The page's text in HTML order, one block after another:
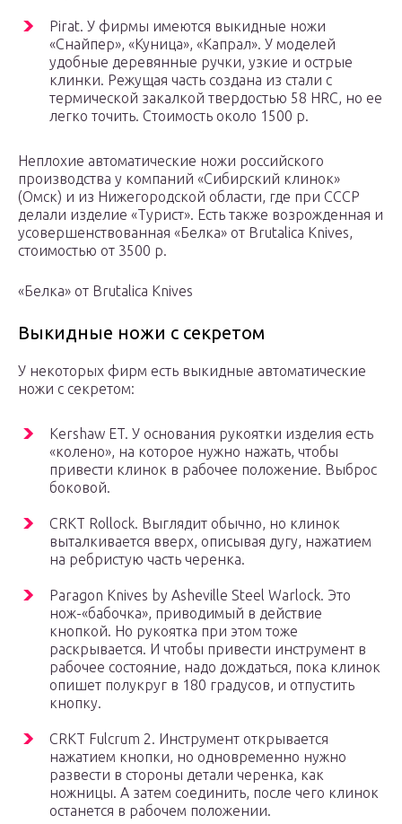
Pirat. У фирмы имеются выкидные ножи
«Снайпер», «Куница», «Капрал». У моделей
удобные деревянные ручки, узкие и острые
клинки. Режущая часть создана из стали с
термической закалкой твердостью 58 HRC, но ее
легко точить. Стоимость около 1500 р.
Неплохие автоматические ножи российского
производства у компаний «Сибирский клинок»
(Омск) и из Нижегородской области, где при СССР
делали изделие «Турист». Есть также возрожденная и
усовершенствованная «Белка» от Brutalica Knives,
стоимостью от 3500 р.
«Белка» от Brutalica Knives
Выкидные ножи с секретом
У некоторых фирм есть выкидные автоматические
ножи с секретом:
Kershaw ET. У основания рукоятки изделия есть
«колено», на которое нужно нажать, чтобы
привести клинок в рабочее положение. Выброс
боковой.
CRKT Rollock. Выглядит обычно, но клинок
выталкивается вверх, описывая дугу, нажатием
на ребристую часть черенка.
Paragon Knives by Asheville Steel Warlock. Это
нож-«бабочка», приводимый в действие
кнопкой. Но рукоятка при этом тоже
раскрывается. И чтобы привести инструмент в
рабочее состояние, надо дождаться, пока клинок
опишет полукруг в 180 градусов, и отпустить
кнопку.
CRKT Fulcrum 2. Инструмент открывается
нажатием кнопки, но одновременно нужно
развести в стороны детали черенка, как
ножницы. А затем соединить, после чего клинок
останется в рабочем положении.